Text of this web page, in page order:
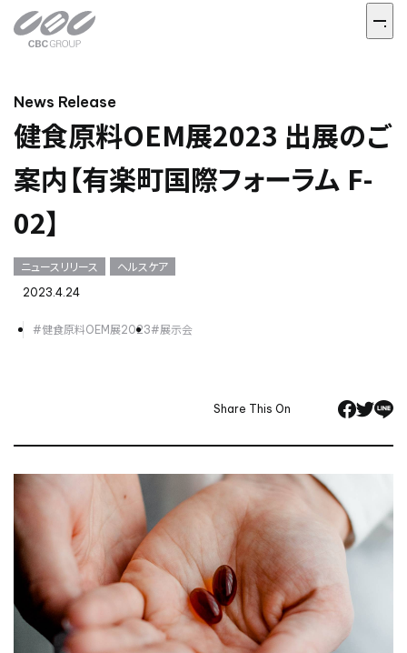
News Release
健食原料OEM展2023 出展のご
案内【有楽町国際フォーラム F-
02】
ニュースリリース ヘルスケア
2023.4.24
#健食原料OEM展2023#展示会
Share This On